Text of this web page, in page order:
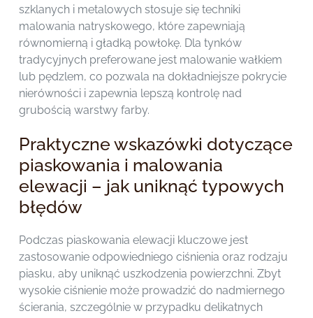
szklanych i metalowych stosuje się techniki
malowania natryskowego, które zapewniają
równomierną i gładką powłokę. Dla tynków
tradycyjnych preferowane jest malowanie wałkiem
lub pędzlem, co pozwala na dokładniejsze pokrycie
nierówności i zapewnia lepszą kontrolę nad
grubością warstwy farby.
Praktyczne wskazówki dotyczące
piaskowania i malowania
elewacji – jak uniknąć typowych
błędów
Podczas piaskowania elewacji kluczowe jest
zastosowanie odpowiedniego ciśnienia oraz rodzaju
piasku, aby uniknąć uszkodzenia powierzchni. Zbyt
wysokie ciśnienie może prowadzić do nadmiernego
ścierania, szczególnie w przypadku delikatnych